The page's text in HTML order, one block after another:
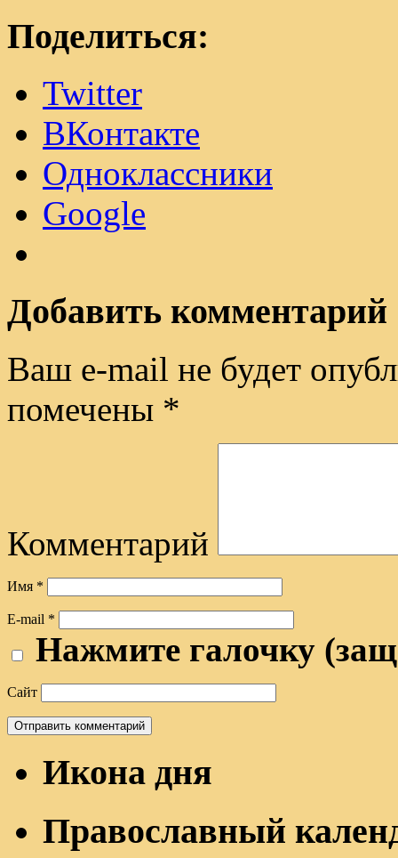
Поделиться:
Twitter
ВКонтакте
Одноклассники
Google
Добавить комментарий
Ваш e-mail не будет
помечены *
Комментарий
Имя *
E-mail *
Нажмите галочку
Сайт
Икона дня
Православный